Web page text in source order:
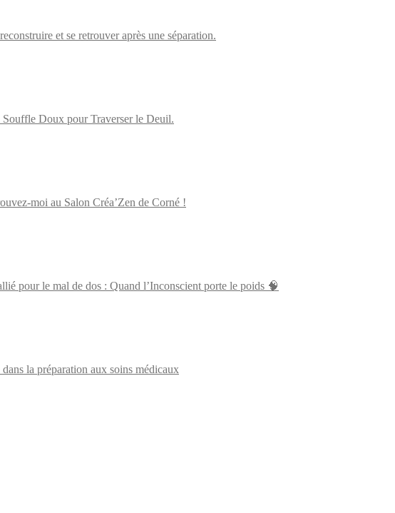
et se retrouver après une séparation.
Doux pour Traverser le Deuil.
moi au Salon Créa’Zen de Corné !
pour le mal de dos : Quand l’Inconscient porte le poids 🧠
la préparation aux soins médicaux